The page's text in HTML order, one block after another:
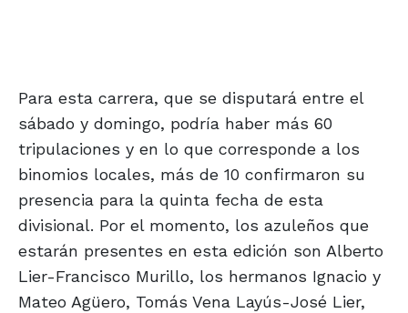
Para esta carrera, que se disputará entre el
sábado y domingo, podría haber más 60
tripulaciones y en lo que corresponde a los
binomios locales, más de 10 confirmaron su
presencia para la quinta fecha de esta
divisional. Por el momento, los azuleños que
estarán presentes en esta edición son Alberto
Lier-Francisco Murillo, los hermanos Ignacio y
Mateo Agüero, Tomás Vena Layús-José Lier,